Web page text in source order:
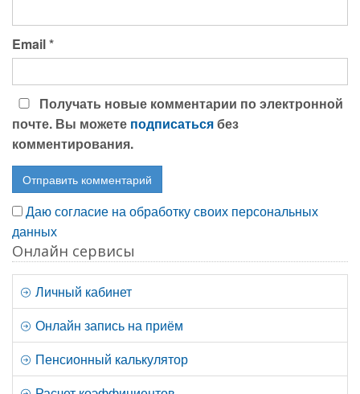
Email*
Получать новые комментарии по электронной
почте. Вы можете подписатьсябез
комментирования.
Даю согласие на обработку своих персональных
данных
Онлайн сервисы
Личный кабинет
Онлайн запись на приём
Пенсионный калькулятор